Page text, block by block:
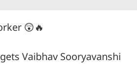
😲🔥
Vaibhav Sooryavanshi